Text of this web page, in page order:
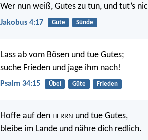
Wer nun weiß, Gutes zu tun, und tut’s
Jakobus 4:17 Güte Sünde
Lass ab vom Bösen und tue Gutes;
suche Frieden und jage ihm nach!
Psalm 34:15 Übel Güte Frieden
Hoffe auf den HERRN und tue Gutes,
bleibe im Lande und nähre dich redlich.